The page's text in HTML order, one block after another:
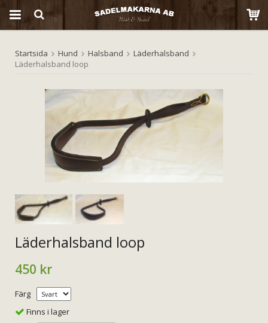
Produkten har blivit tillagd i varukorgen
Startsida Hund Halsband
Läderhalsband
Läderhalsband loop
Läderhalsband loop
450 kr
Färg
Finns i lager